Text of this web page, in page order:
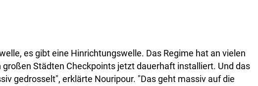
es gibt eine Hinrichtungswelle. Das Regime hat an vielen
großen Städten Checkpoints jetzt dauerhaft installiert. Und das
gedrosselt", erklärte Nouripour. "Das geht massiv auf die